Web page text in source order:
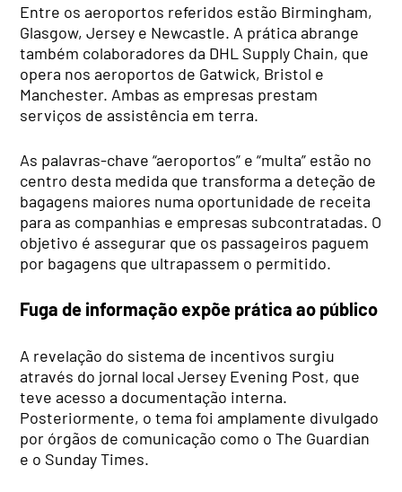
Entre os aeroportos referidos estão Birmingham,
Glasgow, Jersey e Newcastle. A prática abrange
também colaboradores da DHL Supply Chain, que
opera nos aeroportos de Gatwick, Bristol e
Manchester. Ambas as empresas prestam
serviços de assistência em terra.
As palavras-chave “aeroportos” e “multa” estão no
centro desta medida que transforma a deteção de
bagagens maiores numa oportunidade de receita
para as companhias e empresas subcontratadas. O
objetivo é assegurar que os passageiros paguem
por bagagens que ultrapassem o permitido.
Fuga de informação expõe prática ao público
A revelação do sistema de incentivos surgiu
através do jornal local Jersey Evening Post, que
teve acesso a documentação interna.
Posteriormente, o tema foi amplamente divulgado
por órgãos de comunicação como o The Guardian
e o Sunday Times.